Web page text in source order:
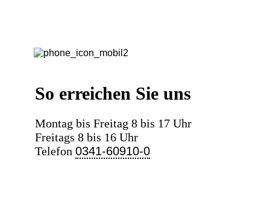
So erreichen Sie uns
Montag bis Freitag 8 bis 17 Uhr
Freitags 8 bis 16 Uhr
Telefon 0341-60910-0